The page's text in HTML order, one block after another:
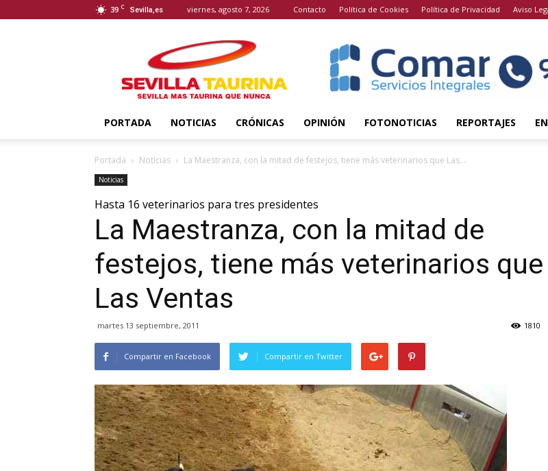
39 C Sevilla,es viernes, agosto 7, 2026 Contacto Política de Cookies Política de Privacidad Aviso
Taurina
PORTADA NOTICIAS CRÓNICAS OPINIÓN FOTONOTICIAS REPORTAJES
Portada Noticias La Maestranza, con la mitad de festejos, tiene más veterinarios que Las...
Noticias
Hasta 16 veterinarios para tres presidentes
La Maestranza, con la mitad de
festejos, tiene más veterinarios que
Las Ventas
martes 13 septiembre, 2011 1810
Compartir en Facebook Compartir en Twitter